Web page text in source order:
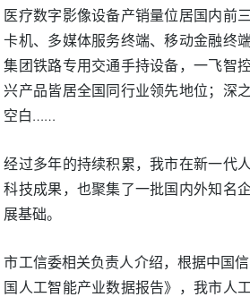
医疗数字影像设备产销量位居国内前
卡机、多媒体服务终端、移动金融终
集团铁路专用交通手持设备，一飞智
兴产品皆居全国同行业领先地位；深
空白……
经过多年的持续积累，我市在新一代
科技成果，也聚集了一批国内外知名
展基础。
市工信委相关负责人介绍，根据中国
国人工智能产业数据报告》，我市人